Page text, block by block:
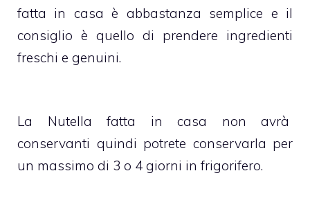
fatta in casa è abbastanza semplice e il
consiglio è quello di prendere ingredienti
freschi e genuini.
La Nutella fatta in casa non avrà
conservanti quindi potrete conservarla per
un massimo di 3 o 4 giorni in frigorifero.